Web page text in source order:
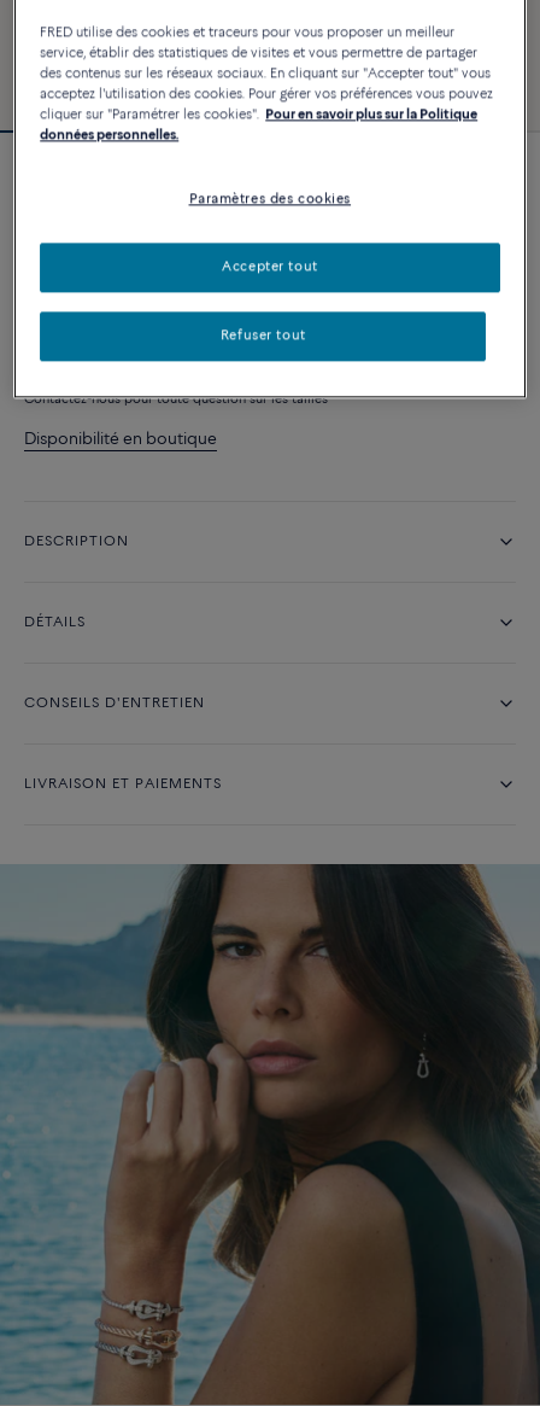
PERSONNALISER
Contactez-nous pour toute question sur les tailles
Disponibilité en boutique
DESCRIPTION
DÉTAILS
CONSEILS D'ENTRETIEN
LIVRAISON ET PAIEMENTS
FRED utilise des cookies et traceurs pour vous proposer un meilleur
service, établir des statistiques de visites et vous permettre de partager
des contenus sur les réseaux sociaux. En cliquant sur "Accepter tout" vous
acceptez l'utilisation des cookies. Pour gérer vos préférences vous pouvez
cliquer sur "Paramétrer les cookies". Pour en savoir plus sur la Politique
données personnelles.
Paramètres des cookies
Refuser tout
Accepter tout